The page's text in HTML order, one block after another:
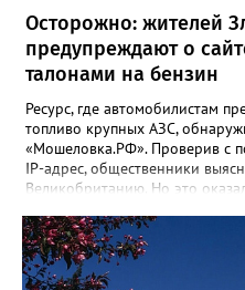
Осторожно: жителей
предупреждают о
талонами на бензин
Ресурс, где автомобилистам
топливо крупных АЗС,
«Мошеловка.РФ». Проверив с
IP-адрес, общественники
Великобританию. Но это
Единственный рабочий
выбора объема топлива на 10,
последующим переходом к